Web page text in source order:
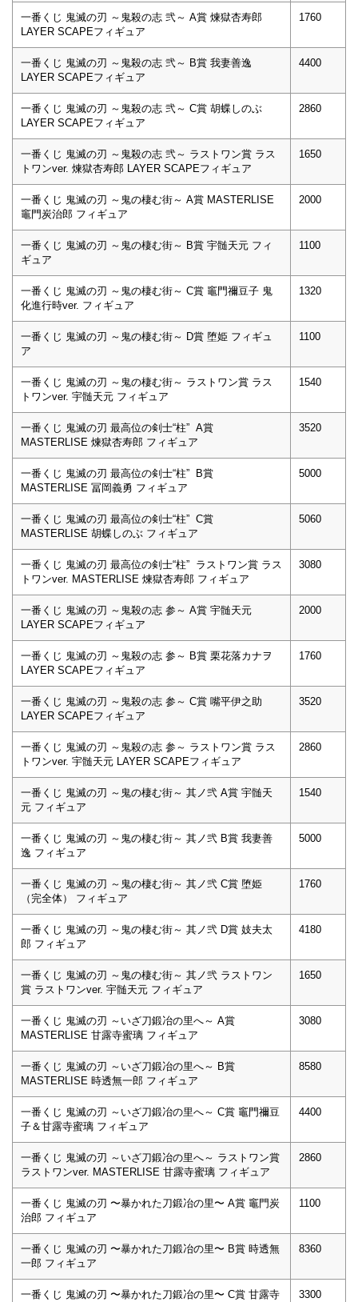
一番くじ 鬼滅の刃 ～鬼殺の志 弐～ A賞 煉獄杏寿郎
LAYER SCAPEフィギュア
1760
一番くじ 鬼滅の刃 ～鬼殺の志 弐～ B賞 我妻善逸
LAYER SCAPEフィギュア
4400
一番くじ 鬼滅の刃 ～鬼殺の志 弐～ C賞 胡蝶しのぶ
LAYER SCAPEフィギュア
2860
一番くじ 鬼滅の刃 ～鬼殺の志 弐～ ラストワン賞 ラス
トワンver. 煉獄杏寿郎 LAYER SCAPEフィギュア
1650
一番くじ 鬼滅の刃 ～鬼の棲む街～ A賞 MASTERLISE
竈門炭治郎 フィギュア
2000
一番くじ 鬼滅の刃 ～鬼の棲む街～ B賞 宇髄天元 フィ
ギュア
1100
一番くじ 鬼滅の刃 ～鬼の棲む街～ C賞 竈門禰豆子 鬼
化進行時ver. フィギュア
1320
一番くじ 鬼滅の刃 ～鬼の棲む街～ D賞 堕姫 フィギュ
ア
1100
一番くじ 鬼滅の刃 ～鬼の棲む街～ ラストワン賞 ラス
トワンver. 宇髄天元 フィギュア
1540
一番くじ 鬼滅の刃 最高位の剣士“柱” A賞
MASTERLISE 煉獄杏寿郎 フィギュア
3520
一番くじ 鬼滅の刃 最高位の剣士“柱” B賞
MASTERLISE 冨岡義勇 フィギュア
5000
一番くじ 鬼滅の刃 最高位の剣士“柱” C賞
MASTERLISE 胡蝶しのぶ フィギュア
5060
一番くじ 鬼滅の刃 最高位の剣士“柱” ラストワン賞 ラス
トワンver. MASTERLISE 煉獄杏寿郎 フィギュア
3080
一番くじ 鬼滅の刃 ～鬼殺の志 参～ A賞 宇髄天元
LAYER SCAPEフィギュア
2000
一番くじ 鬼滅の刃 ～鬼殺の志 参～ B賞 栗花落カナヲ
LAYER SCAPEフィギュア
1760
一番くじ 鬼滅の刃 ～鬼殺の志 参～ C賞 嘴平伊之助
LAYER SCAPEフィギュア
3520
一番くじ 鬼滅の刃 ～鬼殺の志 参～ ラストワン賞 ラス
トワンver. 宇髄天元 LAYER SCAPEフィギュア
2860
一番くじ 鬼滅の刃 ～鬼の棲む街～ 其ノ弐 A賞 宇髄天
元 フィギュア
1540
一番くじ 鬼滅の刃 ～鬼の棲む街～ 其ノ弐 B賞 我妻善
逸 フィギュア
5000
一番くじ 鬼滅の刃 ～鬼の棲む街～ 其ノ弐 C賞 堕姫
（完全体） フィギュア
1760
一番くじ 鬼滅の刃 ～鬼の棲む街～ 其ノ弐 D賞 妓夫太
郎 フィギュア
4180
一番くじ 鬼滅の刃 ～鬼の棲む街～ 其ノ弐 ラストワン
賞 ラストワンver. 宇髄天元 フィギュア
1650
一番くじ 鬼滅の刃 ～いざ刀鍛冶の里へ～ A賞
MASTERLISE 甘露寺蜜璃 フィギュア
3080
一番くじ 鬼滅の刃 ～いざ刀鍛冶の里へ～ B賞
MASTERLISE 時透無一郎 フィギュア
8580
一番くじ 鬼滅の刃 ～いざ刀鍛冶の里へ～ C賞 竈門禰豆
子＆甘露寺蜜璃 フィギュア
4400
一番くじ 鬼滅の刃 ～いざ刀鍛冶の里へ～ ラストワン賞
ラストワンver. MASTERLISE 甘露寺蜜璃 フィギュア
2860
一番くじ 鬼滅の刃 〜暴かれた刀鍛冶の里〜 A賞 竈門炭
治郎 フィギュア
1100
一番くじ 鬼滅の刃 〜暴かれた刀鍛冶の里〜 B賞 時透無
⼀郎 フィギュア
8360
一番くじ 鬼滅の刃 〜暴かれた刀鍛冶の里〜 C賞 ⽢露寺
3300